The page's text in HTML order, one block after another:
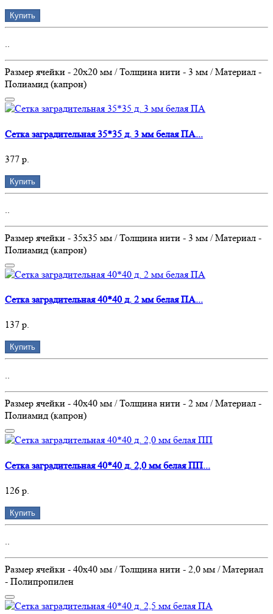
Купить
..
Размер ячейки - 20х20 мм / Толщина нити - 3 мм / Материал -
Полиамид (капрон)
Сетка заградительная 35*35 д. 3 мм белая ПА...
377 р.
Купить
..
Размер ячейки - 35х35 мм / Толщина нити - 3 мм / Материал -
Полиамид (капрон)
Сетка заградительная 40*40 д. 2 мм белая ПА...
137 р.
Купить
..
Размер ячейки - 40х40 мм / Толщина нити - 2 мм / Материал -
Полиамид (капрон)
Сетка заградительная 40*40 д. 2,0 мм белая ПП...
126 р.
Купить
..
Размер ячейки - 40х40 мм / Толщина нити - 2,0 мм / Материал
- Полипропилен